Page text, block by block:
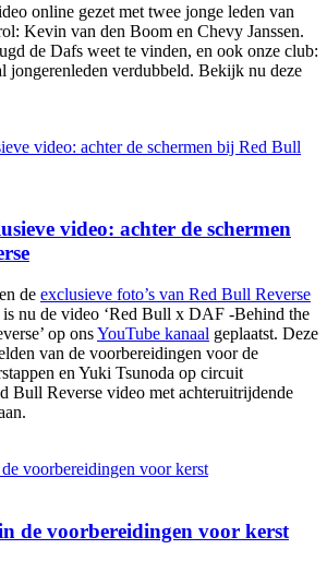
online gezet met twee jonge leden van
Kevin van den Boom en Chevy Janssen.
de Dafs weet te vinden, en ook onze club:
jongerenleden verdubbeld. Bekijk nu deze
video: achter de schermen
en de exclusieve foto’s van Red Bull Reverse
is nu de video ‘Red Bull x DAF -Behind the
op onsYouTube kanaal geplaatst. Deze
van de voorbereidingen voor de
en Yuki Tsunoda op circuit
Bull Reverse video met achteruitrijdende
de voorbereidingen voor kerst